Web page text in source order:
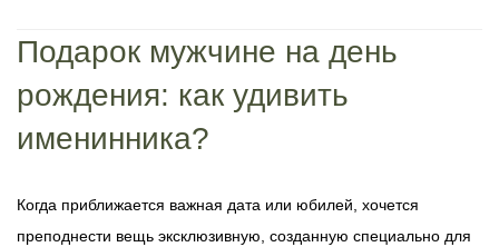
Подарок мужчине на день
рождения: как удивить
именинника?
Когда приближается важная дата или юбилей, хочется
преподнести вещь эксклюзивную, созданную специально для